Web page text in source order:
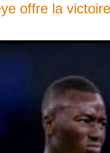
offre la